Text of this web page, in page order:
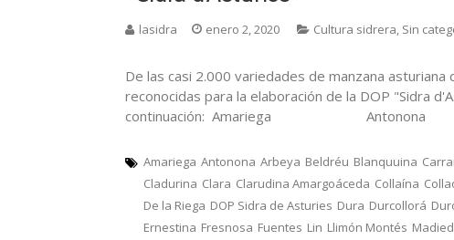
lasidra enero 2, 2020 Cultura sidrera, Sin
De las casi 2.000 variedades de manzana
reconocidas para la elaboración de la DOP "Sidra
continuación: Amariega Antonona
Amariega Antonona Arbeya Beldréu Blanquuina
Cladurina Clara Clarudina Amargoáceda Collaína
De la Riega DOP Sidra de Asturies Dura Durcollorá
Ernestina Fresnosa Fuentes Lin Llimón Montés